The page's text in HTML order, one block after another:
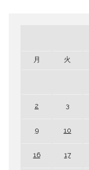
月 火
2 3
9 10
16 17